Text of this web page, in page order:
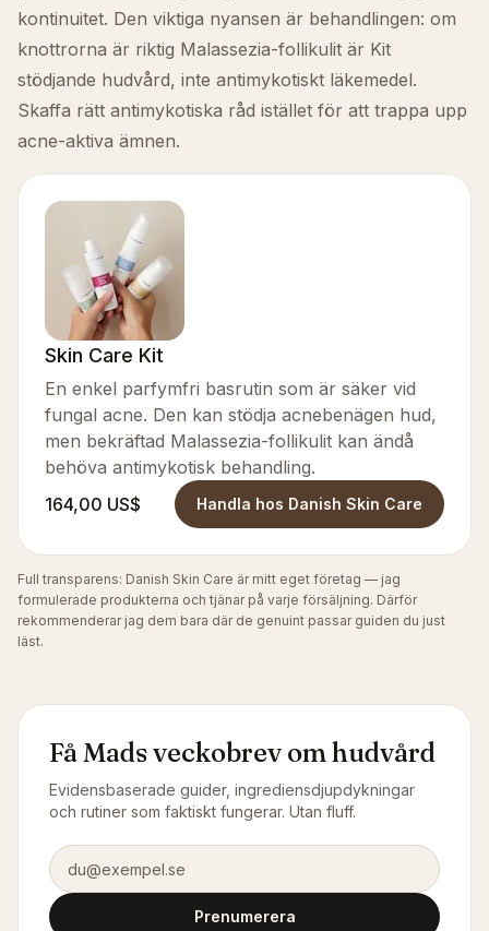
kontinuitet. Den viktiga nyansen är behandlingen: om
knottrorna är riktig Malassezia-follikulit är Kit
stödjande hudvård, inte antimykotiskt läkemedel.
Skaffa rätt antimykotiska råd istället för att trappa upp
acne-aktiva ämnen.
Skin Care Kit
En enkel parfymfri basrutin som är säker vid
fungal acne. Den kan stödja acnebenägen hud,
men bekräftad Malassezia-follikulit kan ändå
behöva antimykotisk behandling.
164,00 US$
Handla hos Danish Skin Care
Full transparens: Danish Skin Care är mitt eget företag — jag
formulerade produkterna och tjänar på varje försäljning. Därför
rekommenderar jag dem bara där de genuint passar guiden du just
läst.
Få Mads veckobrev om hudvård
Evidensbaserade guider, ingrediensdjupdykningar
och rutiner som faktiskt fungerar. Utan fluff.
E-postadress
Prenumerera